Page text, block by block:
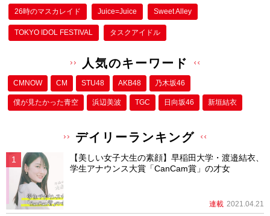
26時のマスカレイド Juice=Juice Sweet Alley
TOKYO IDOL FESTIVAL タスクアイドル
人気のキーワード
CMNOW CM STU48 AKB48 乃木坂46
僕が⾒たかった⻘空 浜辺美波 TGC 日向坂46 新垣結衣
デイリーランキング
【美しい女子大生の素顔】早稲田大学・渡邉結衣、
学生アナウンス大賞「CanCam賞」の才女
連載 2021.04.21